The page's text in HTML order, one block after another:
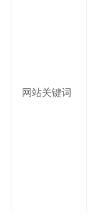
网站关键词